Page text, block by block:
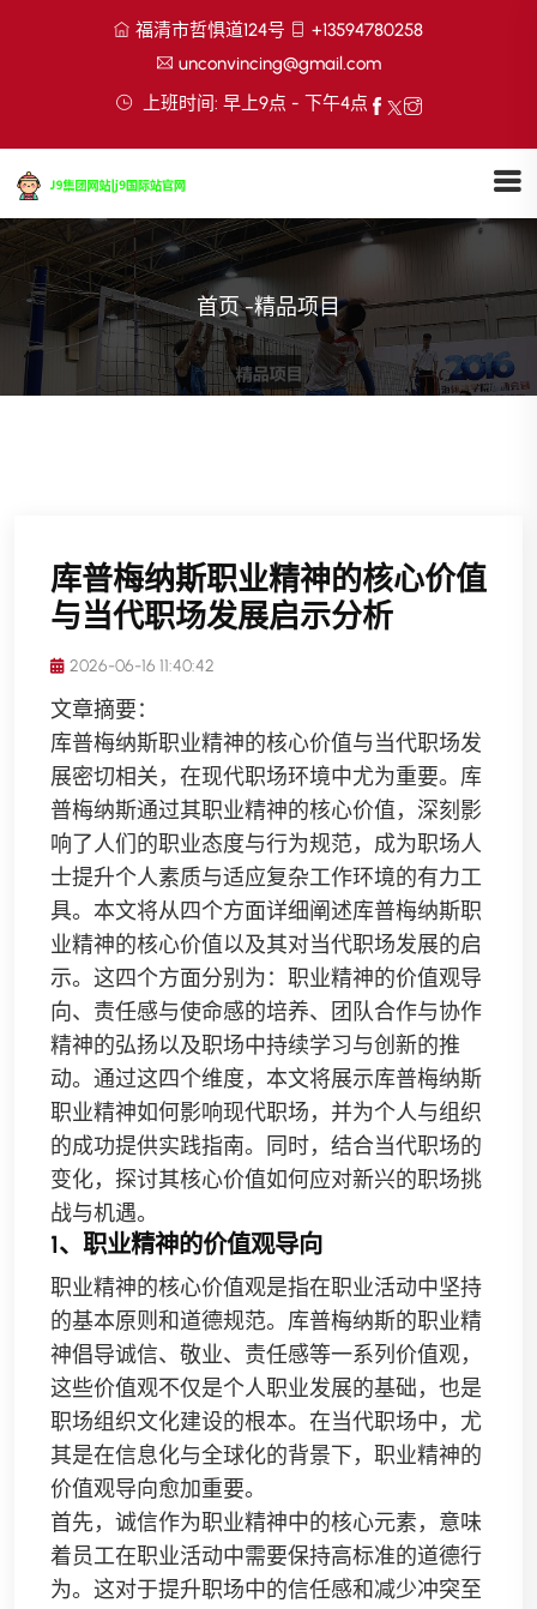
福清市哲惧道124号
+13594780258
unconvincing@gmail.com
上班时间: 早上9点 - 下午4点
首页-精品项目
库普梅纳斯职业精神的核心价值
与当代职场发展启示分析
2026-06-16 11:40:42
文章摘要：
库普梅纳斯职业精神的核心价值与当代职场发
展密切相关，在现代职场环境中尤为重要。库
普梅纳斯通过其职业精神的核心价值，深刻影
响了人们的职业态度与行为规范，成为职场人
士提升个人素质与适应复杂工作环境的有力工
具。本文将从四个方面详细阐述库普梅纳斯职
业精神的核心价值以及其对当代职场发展的启
示。这四个方面分别为：职业精神的价值观导
向、责任感与使命感的培养、团队合作与协作
精神的弘扬以及职场中持续学习与创新的推
动。通过这四个维度，本文将展示库普梅纳斯
职业精神如何影响现代职场，并为个人与组织
的成功提供实践指南。同时，结合当代职场的
变化，探讨其核心价值如何应对新兴的职场挑
战与机遇。
1、职业精神的价值观导向
职业精神的核心价值观是指在职业活动中坚持
的基本原则和道德规范。库普梅纳斯的职业精
神倡导诚信、敬业、责任感等一系列价值观，
这些价值观不仅是个人职业发展的基础，也是
职场组织文化建设的根本。在当代职场中，尤
其是在信息化与全球化的背景下，职业精神的
价值观导向愈加重要。
首先，诚信作为职业精神中的核心元素，意味
着员工在职业活动中需要保持高标准的道德行
为。这对于提升职场中的信任感和减少冲突至